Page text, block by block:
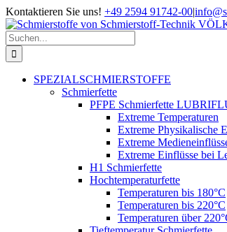
Zum
Inhalt
springen
Kontaktieren Sie uns! +49 2594 91742-00|
Suche
nach:
SPEZIALSCHMIERSTOFFE
Schmierfette
PFPE Schmierfette
Extreme Temperaturen
Extreme Physikalische
Extreme
Extreme Einflüsse bei
H1 Schmierfette
Hochtemperaturfette
Temperaturen bis 180°C
Temperaturen bis 220°C
Temperaturen über